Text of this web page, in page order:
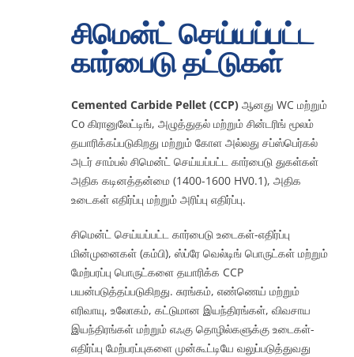
சிமென்ட் செய்யப்பட்ட
கார்பைடு தட்டுகள்
Cemented Carbide Pellet (CCP) ஆனது WC மற்றும்
Co கிரானுலேட்டிங், அழுத்துதல் மற்றும் சின்டரிங் மூலம்
தயாரிக்கப்படுகிறது மற்றும் கோள அல்லது சப்ஸ்பெர்கல்
அடர் சாம்பல் சிமென்ட் செய்யப்பட்ட கார்பைடு துகள்கள்
அதிக கடினத்தன்மை (1400-1600 HV0.1), அதிக
உடைகள் எதிர்ப்பு மற்றும் அரிப்பு எதிர்ப்பு.
சிமென்ட் செய்யப்பட்ட கார்பைடு உடைகள்-எதிர்ப்பு
மின்முனைகள் (கம்பி), ஸ்ப்ரே வெல்டிங் பொருட்கள் மற்றும்
மேற்பரப்பு பொருட்களை தயாரிக்க CCP
பயன்படுத்தப்படுகிறது. சுரங்கம், எண்ணெய் மற்றும்
எரிவாயு, உலோகம், கட்டுமான இயந்திரங்கள், விவசாய
இயந்திரங்கள் மற்றும் எஃகு தொழில்களுக்கு உடைகள்-
எதிர்ப்பு மேற்பரப்புகளை முன்கூட்டியே வலுப்படுத்துவது